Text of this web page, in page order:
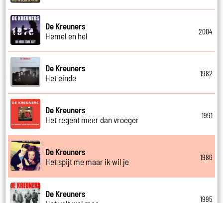
De Kreuners
Hemel en hel
2004
De Kreuners
Het einde
1982
De Kreuners
Het regent meer dan vroeger
1991
De Kreuners
Het spijt me maar ik wil je
1986
De Kreuners
1995